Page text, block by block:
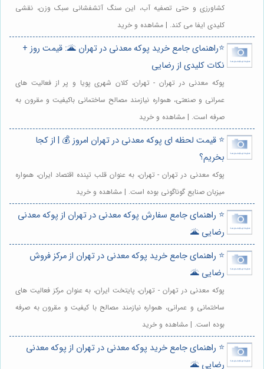
کشاورزی و حتی تصفیه آب، این سنگ آتشفشانی سبک وزن، نقشی
کلیدی ایفا می کند. | مشاهده و خرید
⭐️راهنمای جامع خرید پوکه معدنی در تهران 🌋: قیمت روز +
نکات کلیدی از رضایی
پوکه معدنی در تهران - تهران، کلان شهری پویا و پر از فعالیت های
عمرانی و صنعتی، همواره نیازمند مصالح ساختمانی باکیفیت و مقرون به
صرفه است. | مشاهده و خرید
⭐️ قیمت لحظه ای پوکه معدنی در تهران امروز 💰 | از کجا
بخریم؟
پوکه معدنی در تهران - تهران، به عنوان قلب تپنده اقتصاد ایران، همواره
میزبان صنایع گوناگونی بوده است. | مشاهده و خرید
⭐️ راهنمای جامع سفارش پوکه معدنی در تهران از پوکه معدنی
رضایی 🌋
⭐️ راهنمای جامع خرید پوکه معدنی در تهران از مرکز فروش
رضایی 🌋
پوکه معدنی در تهران - تهران، پایتخت ایران، به عنوان مرکز فعالیت های
ساختمانی و عمرانی، همواره نیازمند مصالح با کیفیت و مقرون به صرفه
بوده است. | مشاهده و خرید
⭐️ راهنمای جامع خرید پوکه معدنی در تهران از پوکه معدنی
رضایی 🌋